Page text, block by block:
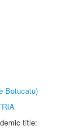
Botucatu)
title: